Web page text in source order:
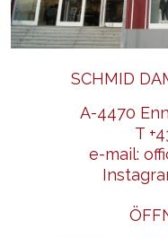
SCHMID
A-4470
T
e-mail: